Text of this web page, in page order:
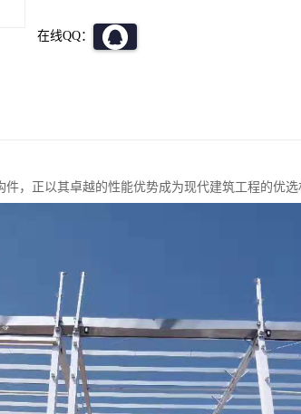
在线QQ：
，正以其卓越的性能优势成为现代建筑工程的优选